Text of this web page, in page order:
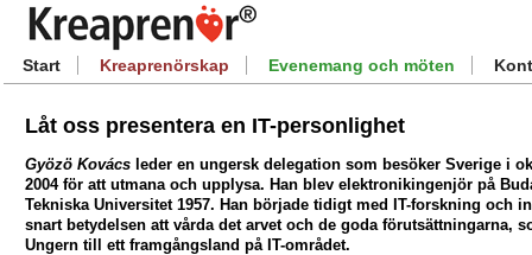
Start Kreaprenörskap Evenemang och möten
Låt oss presentera en IT-personlighet
Gyözö Kovács leder en ungersk delegation som besöker Sverige i
2004 för att utmana och upplysa. Han blev elektronikingenjör på
Tekniska Universitet 1957. Han började tidigt med IT-forskning och
snart betydelsen att vårda det arvet och de goda förutsättningarna,
Ungern till ett framgångsland på IT-området.